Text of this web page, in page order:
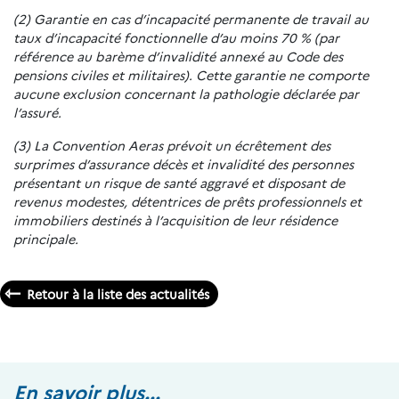
(2) Garantie en cas d’incapacité permanente de travail au
taux d’incapacité fonctionnelle d’au moins 70 % (par
référence au barème d’invalidité annexé au Code des
pensions civiles et militaires). Cette garantie ne comporte
aucune exclusion concernant la pathologie déclarée par
l’assuré.
(3) La Convention Aeras prévoit un écrêtement des
surprimes d’assurance décès et invalidité des personnes
présentant un risque de santé aggravé et disposant de
revenus modestes, détentrices de prêts professionnels et
immobiliers destinés à l’acquisition de leur résidence
principale.
Retour à la liste des actualités
En savoir plus...